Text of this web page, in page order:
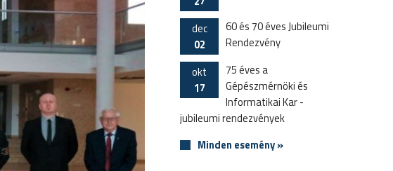
dec
02
60 és 70 éves Jubileumi
Rendezvény
okt
17
75 éves a
Gépészmérnöki és
Informatikai Kar -
jubileumi rendezvények
Minden esemény »